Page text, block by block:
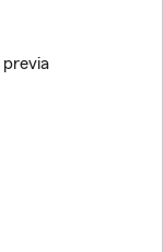
previa